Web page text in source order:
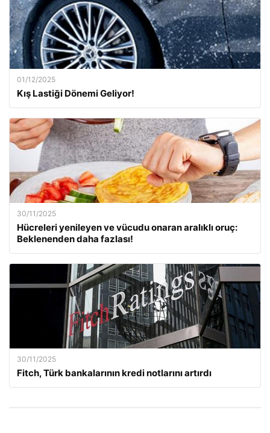
01/12/2025
Kış Lastiği Dönemi Geliyor!
30/11/2025
Hücreleri yenileyen ve vücudu onaran aralıklı oruç:
Beklenenden daha fazlası!
30/11/2025
Fitch, Türk bankalarının kredi notlarını artırdı